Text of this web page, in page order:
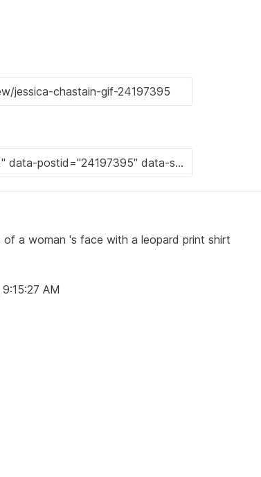
of a woman 's face with a leopard print shirt
AM